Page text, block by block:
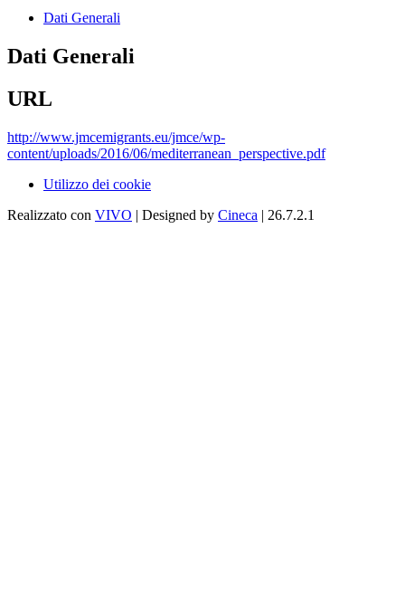
Dati Generali
Dati Generali
URL
http://www.jmcemigrants.eu/jmce/wp-
content/uploads/2016/06/mediterranean_perspective.pdf
Utilizzo dei cookie
Realizzato con VIVO | Designed by Cineca | 26.7.2.1